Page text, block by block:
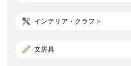
インテリア・クラフト
文房具